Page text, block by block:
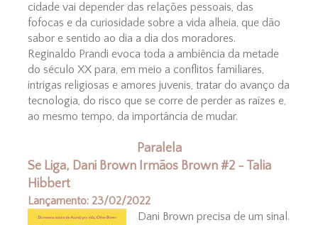
cidade vai depender das relações pessoais, das
fofocas e da curiosidade sobre a vida alheia, que dão
sabor e sentido ao dia a dia dos moradores.
Reginaldo Prandi evoca toda a ambiência da metade
do século XX para, em meio a conflitos familiares,
intrigas religiosas e amores juvenis, tratar do avanço da
tecnologia, do risco que se corre de perder as raízes e,
ao mesmo tempo, da importância de mudar.
Paralela
Se Liga, Dani Brown Irmãos Brown #2 - Talia
Hibbert
Lançamento: 23/02/2022
Dani Brown precisa de um sinal.